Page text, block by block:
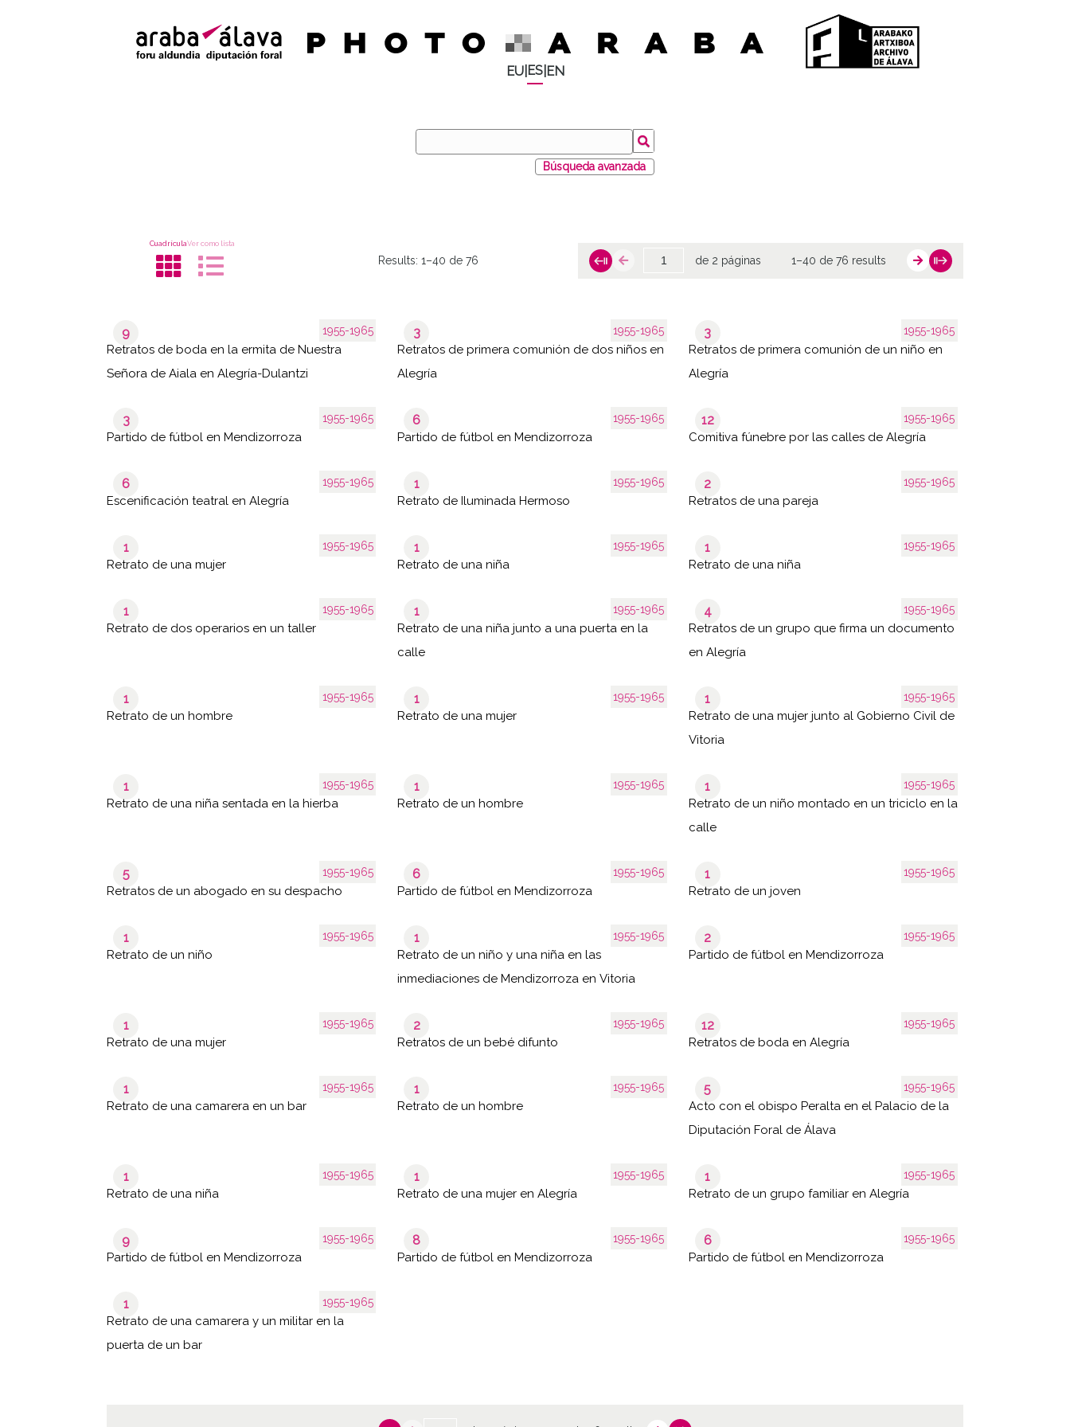
EU| ES| EN
Búsqueda avanzada
CuadrículaVer como lista
Results: 1–40 de 76 de 2 páginas 1–40 de 76 results
1955-1965
9
Retratos de boda en la ermita de Nuestra
Señora de Aiala en Alegría-Dulantzi
1955-1965
3
Retratos de primera comunión de dos niños en
Alegría
1955-1965
3
Retratos de primera comunión de un niño en
Alegría
1955-1965
3
Partido de fútbol en Mendizorroza
1955-1965
6
Partido de fútbol en Mendizorroza
1955-1965
12
Comitiva fúnebre por las calles de Alegría
1955-1965
6
Escenificación teatral en Alegría
1955-1965
1
Retrato de Iluminada Hermoso
1955-1965
2
Retratos de una pareja
1955-1965
1
Retrato de una mujer
1955-1965
1
Retrato de una niña
1955-1965
1
Retrato de una niña
1955-1965
1
Retrato de dos operarios en un taller
1955-1965
1
Retrato de una niña junto a una puerta en la
calle
1955-1965
4
Retratos de un grupo que firma un documento
en Alegría
1955-1965
1
Retrato de un hombre
1955-1965
1
Retrato de una mujer
1955-1965
1
Retrato de una mujer junto al Gobierno Civil de
Vitoria
1955-1965
1
Retrato de una niña sentada en la hierba
1955-1965
1
Retrato de un hombre
1955-1965
1
Retrato de un niño montado en un triciclo en la
calle
1955-1965
5
Retratos de un abogado en su despacho
1955-1965
6
Partido de fútbol en Mendizorroza
1955-1965
1
Retrato de un joven
1955-1965
1
Retrato de un niño
1955-1965
1
Retrato de un niño y una niña en las
inmediaciones de Mendizorroza en Vitoria
1955-1965
2
Partido de fútbol en Mendizorroza
1955-1965
1
Retrato de una mujer
1955-1965
2
Retratos de un bebé difunto
1955-1965
12
Retratos de boda en Alegría
1955-1965
1
Retrato de una camarera en un bar
1955-1965
1
Retrato de un hombre
1955-1965
5
Acto con el obispo Peralta en el Palacio de la
Diputación Foral de Álava
1955-1965
1
Retrato de una niña
1955-1965
1
Retrato de una mujer en Alegría
1955-1965
1
Retrato de un grupo familiar en Alegría
1955-1965
9
Partido de fútbol en Mendizorroza
1955-1965
8
Partido de fútbol en Mendizorroza
1955-1965
6
Partido de fútbol en Mendizorroza
1955-1965
1
Retrato de una camarera y un militar en la
puerta de un bar